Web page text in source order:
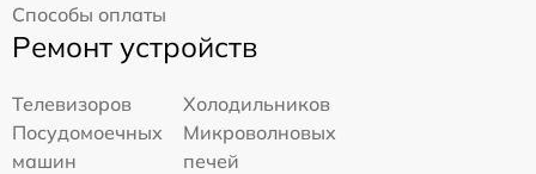
Способы оплаты
Ремонт устройств
Телевизоров
Холодильников
Посудомоечных
машин
Микроволновых
печей